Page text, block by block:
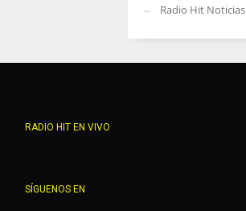
Radio Hit Noticias
RADIO HIT EN VIVO
SÍGUENOS EN